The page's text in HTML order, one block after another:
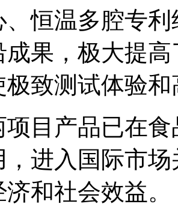
、恒温多腔专
成果，极大提
极致测试体验
项目产品已在
，进入国际市
和社会效益。